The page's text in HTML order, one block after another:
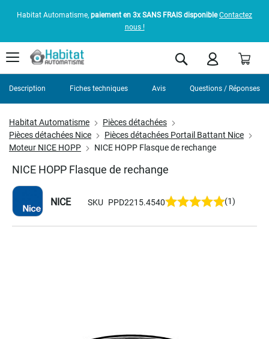
Habitat Automatisme, paiement en 3x SANS FRAIS disponible Contactez
nous !
Rechercher
Habitat Automatisme
Pièces détachées
Pièces détachées Nice
Pièces détachées Portail Battant Nice
Moteur NICE HOPP
NICE HOPP Flasque de rechange
NICE HOPP Flasque de rechange
NICE SKU PPD2215.4540 (1)
Description Fiches techniques Avis Questions / Réponses